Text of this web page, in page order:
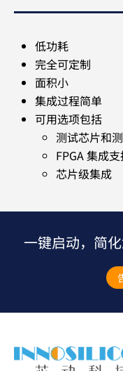
低功耗
完全可定制
面积小
集成过程简单
可用选项包括
测试芯片和
FPGA 集成
芯片级集成
一键启动，简